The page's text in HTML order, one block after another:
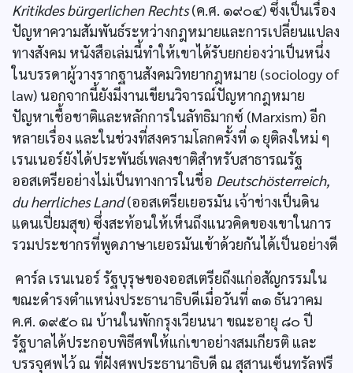
Kritikdes bürgerlichen Rechts(ค.ศ. ๑๙๐๔) ซึ่งเป็นเรื่อง
ปัญหาความสัมพันธ์ระหว่างกฎหมายและการเปลี่ยนแปลง
ทางสังคม หนังสือเล่มนี้ทำให้เขาได้รับยกย่องว่าเป็นหนึ่ง
ในบรรดาผู้วางรากฐานสังคมวิทยากฎหมาย (sociology of
law) นอกจากนี้ยังมีงานเขียนวิจารณ์ปัญหากฎหมาย
ปัญหาเชื้อชาติและหลักการในลัทธิมากซ์ (Marxism) อีก
หลายเรื่อง และในช่วงที่สงครามโลกครั้งที่ ๑ ยุติลงใหม่ ๆ
เรนเนอร์ยังได้ประพันธ์เพลงชาติสำหรับสาธารณรัฐ
ออสเตรียอย่างไม่เป็นทางการในชื่อ Deutschösterreich,
du herrliches Land(ออสเตรียเยอรมัน เจ้าช่างเป็นดิน
แดนเปี่ยมสุข) ซึ่งสะท้อนให้เห็นถึงแนวคิดของเขาในการ
รวมประชากรที่พูดภาษาเยอรมันเข้าด้วยกันได้เป็นอย่างดี
คาร์ล เรนเนอร์ รัฐบุรุษของออสเตรียถึงแก่อสัญกรรมใน
ขณะดำรงตำแหน่งประธานาธิบดีเมื่อวันที่ ๓๑ ธันวาคม
ค.ศ. ๑๙๕๐ ณ บ้านในพักกรุงเวียนนา ขณะอายุ ๘๐ ปี
รัฐบาลได้ประกอบพิธีศพให้แก่เขาอย่างสมเกียรติ และ
บรรจุศพไว้ ณ ที่ฝังศพประธานาธิบดี ณ สุสานเซ็นทรัลฟรี